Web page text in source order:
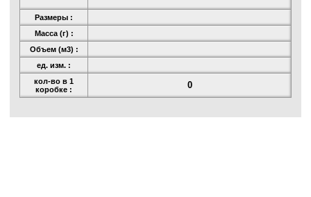
Размеры :
Масса (г) :
Объем (м3) :
ед. изм. :
кол-во в 1
коробке :
0